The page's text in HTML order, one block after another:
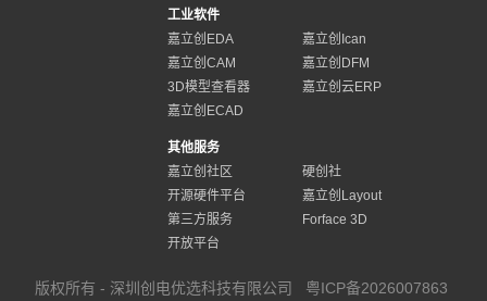
工业软件
嘉立创EDA
嘉立创Ican
嘉立创CAM
嘉立创DFM
3D模型查看器
嘉立创云ERP
嘉立创ECAD
其他服务
嘉立创社区
硬创社
开源硬件平台
嘉立创Layout
第三方服务
Forface 3D
开放平台
版权所有 - 深圳创电优选科技有限公司
粤ICP备2026007863